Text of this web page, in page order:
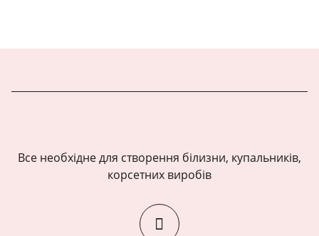
Все необхідне для створення білизни, купальників,
корсетних виробів